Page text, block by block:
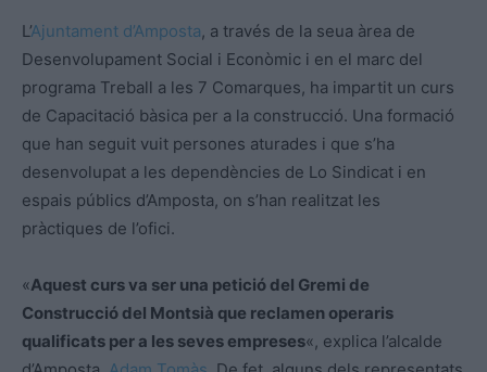
L’Ajuntament d’Amposta, a través de la seua àrea de
Desenvolupament Social i Econòmic i en el marc del
programa Treball a les 7 Comarques, ha impartit un curs
de Capacitació bàsica per a la construcció. Una formació
que han seguit vuit persones aturades i que s’ha
desenvolupat a les dependències de Lo Sindicat i en
espais públics d’Amposta, on s’han realitzat les
pràctiques de l’ofici.
«Aquest curs va ser una petició del Gremi de
Construcció del Montsià que reclamen operaris
qualificats per a les seves empreses«, explica l’alcalde